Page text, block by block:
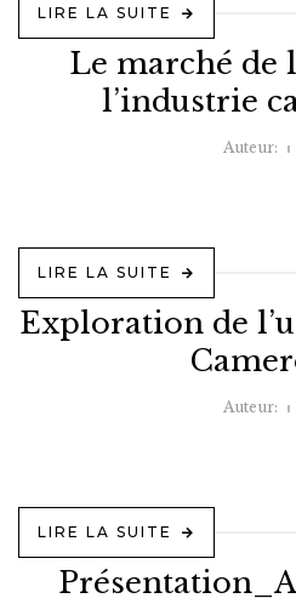
LIRE LA SUITE
Le marché de
l’industrie
Auteur:
LIRE LA SUITE
Exploration de
Auteur:
LIRE LA SUITE